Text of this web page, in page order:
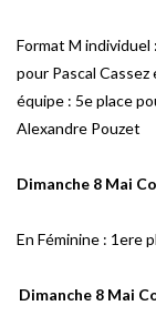
Format M individuel
pour Pascal
équipe : 5e place
Alexandre Pouzet
Dimanche 8 Mai
En Féminine : 1ere
Dimanche 8 Mai